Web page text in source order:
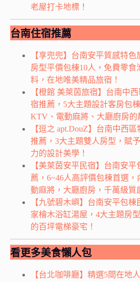
老屋打卡地標！
台南住宿推薦
【享兜兜】台南安平質感特色
房型平價包棟10人，免費零食
料，在地唯美精品旅宿！
【橙館 美萊茵旅宿】台南中
宿推薦，5大主題設計客房包
KTV、電動麻將、大廳廚房的
【逗之 apt.DouZ】台南中西
推薦，3大主題雙人房型，賦
力的設計美學！
【美萊茵安平民宿】台南安平
薦，6~46人高評價包棟首選
動麻將，大廳廚房，千萬級質
【九號碧木嶼】台南安平包棟
家檜木浴缸湯屋，4大主題房
的百坪電梯豪宅！
看更多美食懶人包
【台北咖啡廳】精選5間在地